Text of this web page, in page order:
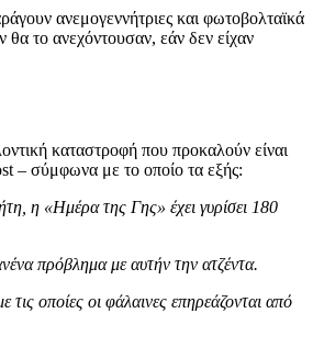
ανεμογεννήτριες και φωτοβολταϊκά
το ανεχόντουσαν, εάν δεν είχαν
καταστροφή που προκαλούν είναι
– σύμφωνα με το οποίο τα εξής:
η «Ημέρα της Γης» έχει γυρίσει 180
πρόβλημα με αυτήν την ατζέντα.
οποίες οι φάλαινες επηρεάζονται από